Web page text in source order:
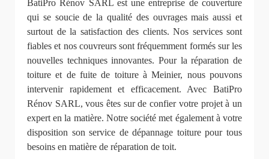
BatiPro Rénov SARL est une entreprise de couverture
qui se soucie de la qualité des ouvrages mais aussi et
surtout de la satisfaction des clients. Nos services sont
fiables et nos couvreurs sont fréquemment formés sur les
nouvelles techniques innovantes. Pour la réparation de
toiture et de fuite de toiture à Meinier, nous pouvons
intervenir rapidement et efficacement. Avec BatiPro
Rénov SARL, vous êtes sur de confier votre projet à un
expert en la matière. Notre société met également à votre
disposition son service de dépannage toiture pour tous
besoins en matière de réparation de toit.